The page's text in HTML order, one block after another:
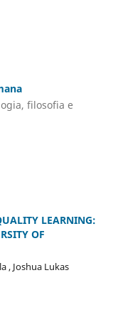
filosofia e
LEARNING:
OF
, Joshua Lukas